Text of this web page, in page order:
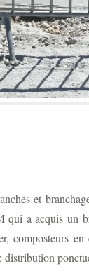
et
qui a acquis un
composteurs
distribution